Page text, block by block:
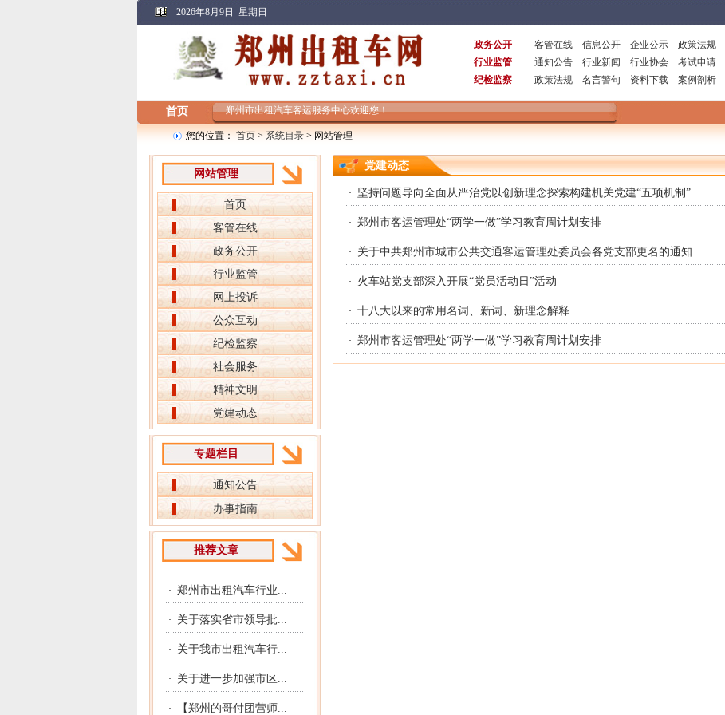
2026年8月9日 星期日
政务公开 客管在线 信息公开 企业公示 政策法规
行业监管
通知公告 行业新闻 行业协会 考试申请
纪检监察
政策法规 名言警句 资料下载 案例剖析
首页 郑州市出租汽车客运服务中心欢迎您！
您的位置：首页>系统目录> 网站管理
网站管理
首页
客管在线
政务公开
行业监管
网上投诉
公众互动
纪检监察
社会服务
精神文明
党建动态
专题栏目
通知公告
办事指南
推荐文章
· 郑州市出租汽车行业...
· 关于落实省市领导批...
· 关于我市出租汽车行...
· 关于进一步加强市区...
· 【郑州的哥付团营师...
党建动态
· 坚持问题导向全面从严治党以创新理念探索构建机关党建“五项机制”
· 郑州市客运管理处“两学一做”学习教育周计划安排
· 关于中共郑州市城市公共交通客运管理处委员会各党支部更名的通知
· 火车站党支部深入开展“党员活动日”活动
· 十八大以来的常用名词、新词、新理念解释
· 郑州市客运管理处“两学一做”学习教育周计划安排